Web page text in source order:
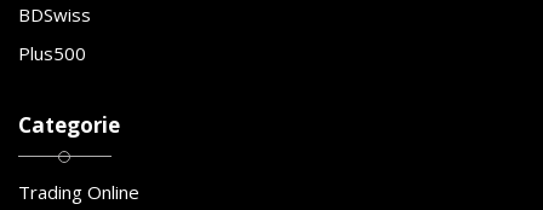
BDSwiss
Plus500
Categorie
Trading Online